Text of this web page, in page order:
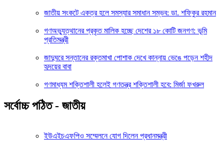
জাতীয় সংকটে একত্র হলে সমস্যার সমাধান সম্ভব: ডা. শফিকুর রহমান
গণঅভ্যুত্থানের প্রকৃত মালিক হচ্ছে দেশের ১৮ কোটি জনগণ: ভূমি
প্রতিমন্ত্রী
জাদুঘরে সন্তানের রক্তমাখা পোশাক দেখে কান্নায় ভেঙে পড়েন শহীদ
হৃদয়ের বাবা
গণমাধ্যম শক্তিশালী হলেই গণতন্ত্র শক্তিশালী হবে: মির্জা ফখরুল
সর্বোচ্চ পঠিত - জাতীয়
ইউএইচএফপিও সম্মেলনে যোগ দিলেন প্রধানমন্ত্রী